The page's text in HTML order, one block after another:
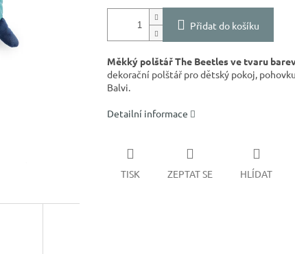
Přidat do košíku
Měkký polštář The Beetles ve tvaru
dekorační polštář pro dětský pokoj,
Balvi.
Detailní informace
TISK ZEPTAT SE HLÍDAT